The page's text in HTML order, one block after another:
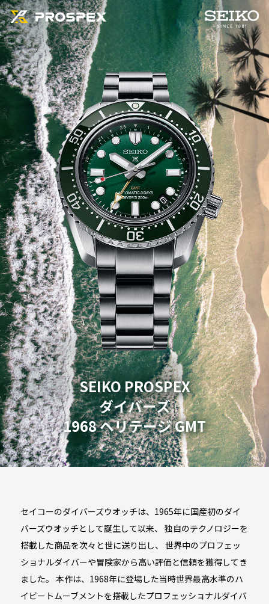
SEIKO PROSPEX
ダイバーズ
1968 ヘリテージ GMT
セイコーのダイバーズウオッチは、1965年に国産初のダイ
バーズウオッチとして誕生して以来、
独自のテクノロジーを
搭載した商品を次々と世に送り出し、
世界中のプロフェッ
ショナルダイバーや冒険家から高い評価と信頼を獲得してき
ました。 本作は、1968年に登場した当時世界最高水準のハ
イビートムーブメントを搭載したプロフェッショナルダイバ